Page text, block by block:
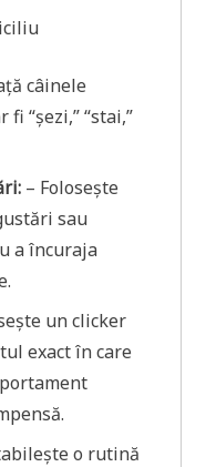
câinele
fi “șezi,” “stai,”
– Folosește
sau
a încuraja
un clicker
exact în care
o rutină